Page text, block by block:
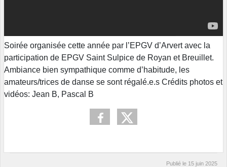
Soirée organisée cette année par l’EPGV d’Arvert avec la
participation de EPGV Saint Sulpice de Royan et Breuillet.
Ambiance bien sympathique comme d’habitude, les
amateurs/trices de danse se sont régalé.e.s Crédits photos et
vidéos: Jean B, Pascal B
Publié le 15 juin 2025